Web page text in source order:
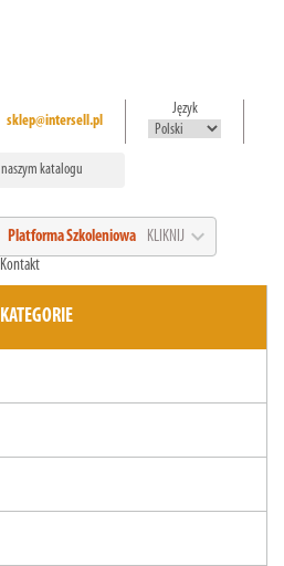
sklep@intersell.pl
Język
Platforma Szkoleniowa KLIKNIJ expand_more
Kontakt
KATEGORIE